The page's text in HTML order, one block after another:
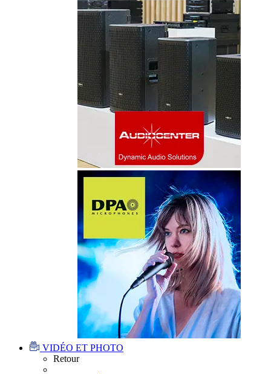
VIDÉO ET PHOTO
Retour